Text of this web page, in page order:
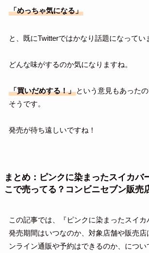
「めっちゃ気になる」
と、既にTwitterではかなり話題になってい
どんな味がするのか気になりますね。
「買いだめする！」という意見もあった
そうです。
発売が待ち遠しいですね！
まとめ：ピンクに染まったスイカバ
こで売ってる？コンビニセブン販売
この記事では、『ピンクに染まったスイカ
発売期間はいつなのか、対象店舗や販売店
ンライン通販や予約はできるのか、につい